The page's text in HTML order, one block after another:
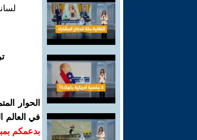
الحوار
في العالم